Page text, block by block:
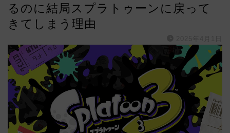
るのに結局スプラトゥーンに戻って
きてしまう理由